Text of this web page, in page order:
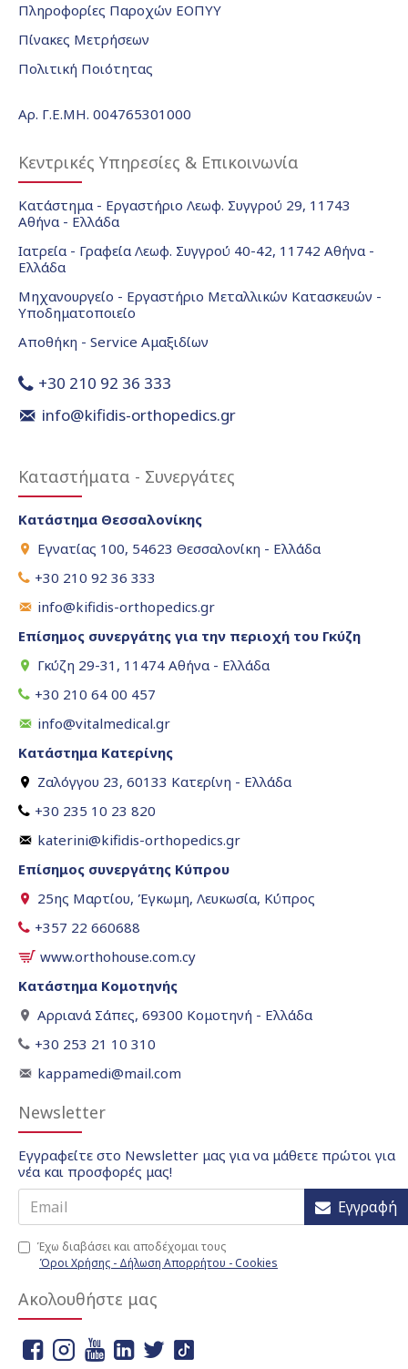
Πληροφορίες Παροχών ΕΟΠΥΥ
Πίνακες Μετρήσεων
Πολιτική Ποιότητας
Αρ. Γ.Ε.ΜΗ. 004765301000
Κεντρικές Υπηρεσίες & Επικοινωνία
Κατάστημα - Εργαστήριο Λεωφ. Συγγρού 29, 11743
Αθήνα - Ελλάδα
Ιατρεία - Γραφεία Λεωφ. Συγγρού 40-42, 11742 Αθήνα -
Ελλάδα
Μηχανουργείο - Εργαστήριο Μεταλλικών Κατασκευών -
Υποδηματοποιείο
Αποθήκη - Service Αμαξιδίων
+30 210 92 36 333
info@kifidis-orthopedics.gr
Καταστήματα - Συνεργάτες
Κατάστημα Θεσσαλονίκης
Εγνατίας 100, 54623 Θεσσαλονίκη - Ελλάδα
+30 210 92 36 333
info@kifidis-orthopedics.gr
Επίσημος συνεργάτης για την περιοχή του Γκύζη
Γκύζη 29-31, 11474 Αθήνα - Ελλάδα
+30 210 64 00 457
info@vitalmedical.gr
Κατάστημα Κατερίνης
Ζαλόγγου 23, 60133 Κατερίνη - Ελλάδα
+30 235 10 23 820
katerini@kifidis-orthopedics.gr
Επίσημος συνεργάτης Κύπρου
25ης Μαρτίου, Έγκωμη, Λευκωσία, Κύπρος
+357 22 660688
www.orthohouse.com.cy
Κατάστημα Κομοτηνής
Αρριανά Σάπες, 69300 Κομοτηνή - Ελλάδα
+30 253 21 10 310
kappamedi@mail.com
Newsletter
Εγγραφείτε στο Newsletter μας για να μάθετε πρώτοι για
νέα και προσφορές μας!
Εγγραφή
Έχω διαβάσει και αποδέχομαι τους
Όροι Χρήσης - Δήλωση Απορρήτου - Cookies
Ακολουθήστε μας